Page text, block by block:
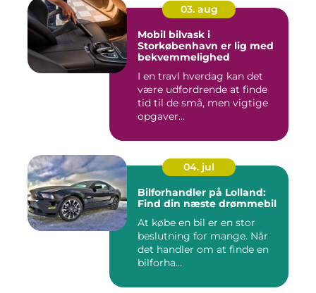
03. aug
Mobil bilvask i
Storkøbenhavn er lig med
bekvemmelighed
I en travl hverdag kan det
være udfordrende at finde
tid til de små, men vigtige
opgaver...
04. jul
Bilforhandler på Lolland:
Find din næste drømmebil
At købe en bil er en stor
beslutning for mange. Når
det handler om at finde en
bilforha...